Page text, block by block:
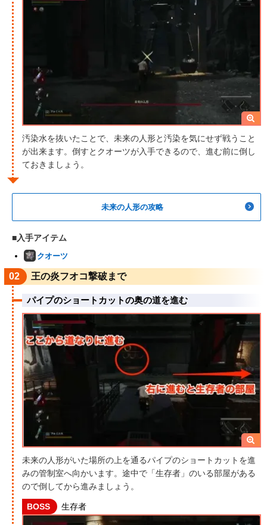
汚染水を抜いたことで、未来の人形と汚染を気にせず戦うこと
が出来ます。倒すとクオーツが入手できるので、進む前に倒し
ておきましょう。
未来の人形の攻略
■入手アイテム
クオーツ
02 王の炎フオコ撃破まで
パイプのショートカットの奥の道を進む
未来の人形がいた場所の上を通るパイプのショートカットを進
みの管制室へ向かいます。途中で「生存者」のいる部屋がある
ので倒してから進みましょう。
BOSS 生存者